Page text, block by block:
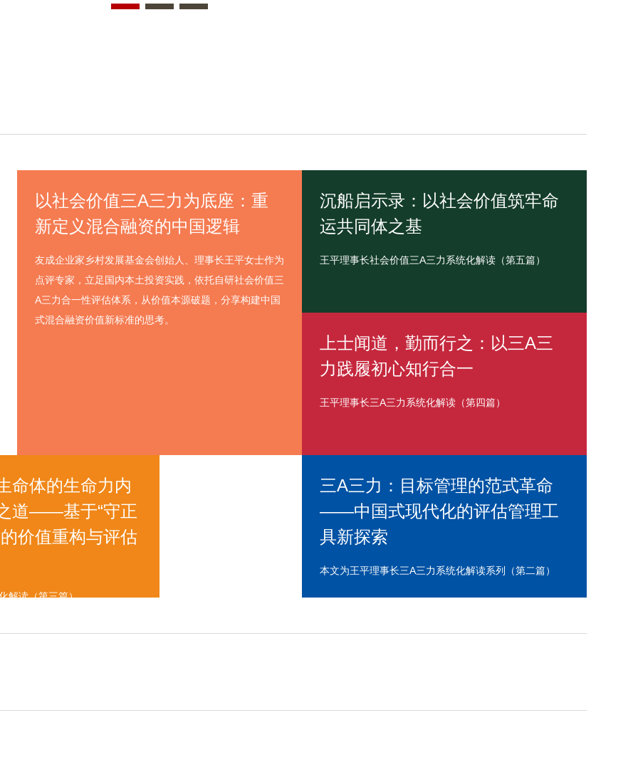
以社会价值三A三力为底座：重
新定义混合融资的中国逻辑
友成企业家乡村发展基金会创始人、理事长王平女士作为
点评专家，立足国内本土投资实践，依托自研社会价值三
A三力合一性评估体系，从价值本源破题，分享构建中国
式混合融资价值新标准的思考。
沉船启示录：以社会价值筑牢命
运共同体之基
王平理事长社会价值三A三力系统化解读（第五篇）
上士闻道，勤而行之：以三A三
力践履初心知行合一
王平理事长三A三力系统化解读（第四篇）
命体的生命力内
道——基于“守正
价值重构与评估
解读（第三篇）
三A三力：目标管理的范式革命
——中国式现代化的评估管理工
具新探索
本文为王平理事长三A三力系统化解读系列（第二篇）